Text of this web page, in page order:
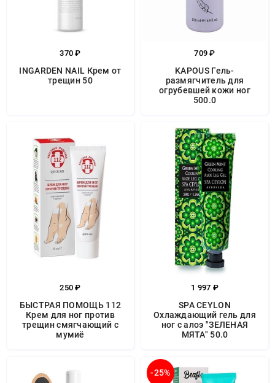
370 ₽
INGARDEN NAIL Крем от
трещин 50
709 ₽
KAPOUS Гель-
размягчитель для
огрубевшей кожи ног
500.0
250 ₽
БЫСТРАЯ ПОМОЩЬ 112
Крем для ног против
трещин смягчающий с
мумиё
1 997 ₽
SPA CEYLON
Охлаждающий гель для
ног с алоэ "ЗЕЛЕНАЯ
МЯТА" 50.0
-25%